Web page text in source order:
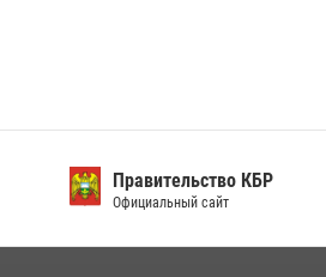
Правительство КБР
Официальный сайт